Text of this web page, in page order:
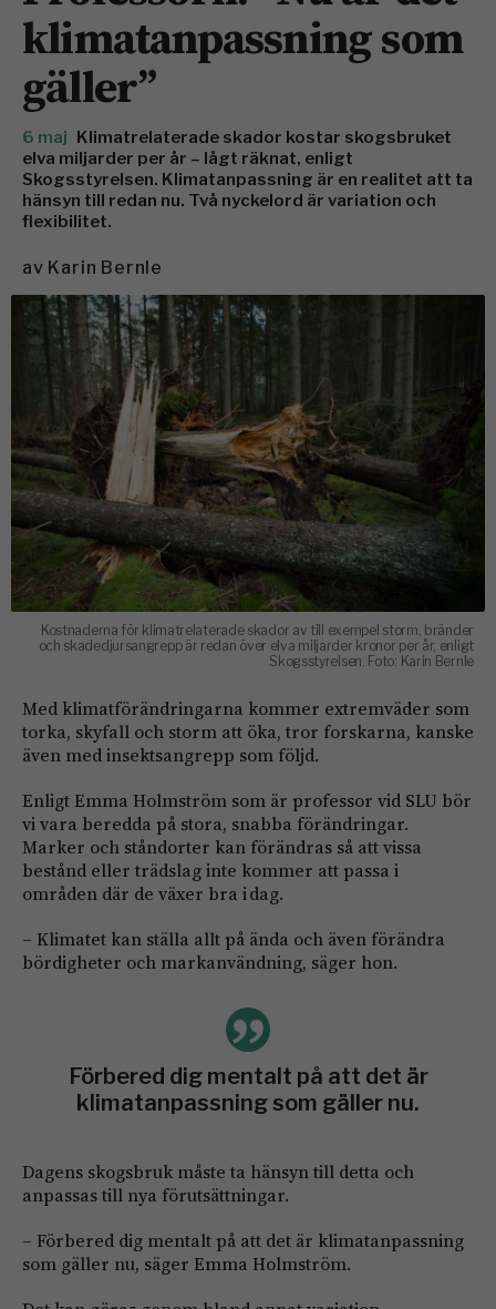
klimatanpassning som
gäller”
6 maj
Klimatrelaterade skador kostar skogsbruket
elva miljarder per år – lågt räknat, enligt
Skogsstyrelsen. Klimatanpassning är en realitet att ta
hänsyn till redan nu. Två nyckelord är variation och
flexibilitet.
av Karin Bernle
Kostnaderna för klimatrelaterade skador av till exempel storm, bränder
och skadedjursangrepp är redan över elva miljarder kronor per år, enligt
Skogsstyrelsen. Foto: Karin Bernle
Med klimatförändringarna kommer extremväder som
torka, skyfall och storm att öka, tror forskarna, kanske
även med insektsangrepp som följd.
Enligt Emma Holmström som är professor vid SLU bör
vi vara beredda på stora, snabba förändringar.
Marker och ståndorter kan förändras så att vissa
bestånd eller trädslag inte kommer att passa i
områden där de växer bra i dag.
– Klimatet kan ställa allt på ända och även förändra
bördigheter och markanvändning, säger hon.
Förbered dig mentalt på att det är
klimatanpassning som gäller nu.
Dagens skogsbruk måste ta hänsyn till detta och
anpassas till nya förutsättningar.
– Förbered dig mentalt på att det är klimatanpassning
som gäller nu, säger Emma Holmström.